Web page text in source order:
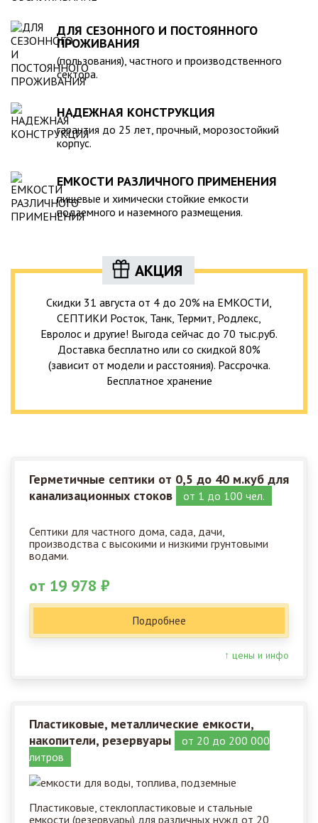
ДЛЯ СЕЗОННОГО И ПОСТОЯННОГО
ПРОЖИВАНИЯ
(пользования), частного и производственного
сектора.
НАДЕЖНАЯ КОНСТРУКЦИЯ
гарантия до 25 лет, прочный, морозостойкий
корпус.
ЕМКОСТИ РАЗЛИЧНОГО ПРИМЕНЕНИЯ
пищевые и химически стойкие емкости
подземного и наземного размещения.
АКЦИЯ
Скидки 31 августа от 4 до 20% на ЕМКОСТИ,
СЕПТИКИ Росток, Танк, Термит, Родлекс,
Евролос и другие! Выгода сейчас до 70 тыс.руб.
Доставка бесплатно или со скидкой 80%
(зависит от модели и расстояния). Рассрочка.
Бесплатное хранение
Герметичные септики от 0,5 до 40 м.куб для
канализационных стоков
от 1 до 100 чел.
Септики для частного дома, сада, дачи,
производства с высокими и низкими грунтовыми
водами.
от 19 978 ₽
Подробнее
↑ цены и инфо
Пластиковые, металлические емкости,
накопители, резервуары
от 20 до 200 000
литров
Пластиковые, стеклопластиковые и стальные
емкости (резервуары) для различных нужд от 20